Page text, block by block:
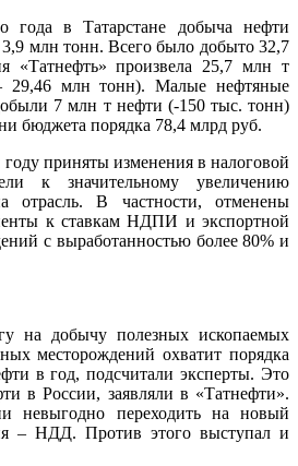
года в Татарстане добыча нефти
млн тонн. Всего было добыто 32,7
«Татнефть» произвела 25,7 млн т
29,46 млн тонн). Малые нефтяные
7 млн т нефти (-150 тыс. тонн)
бюджета порядка 78,4 млрд руб.
приняты изменения в налоговой
к значительному увеличению
отрасль. В частности, отменены
к ставкам НДПИ и экспортной
с выработанностью более 80% и
на добычу полезных ископаемых
месторождений охватит порядка
в год, подсчитали эксперты. Это
в России, заявляли в «Татнефти».
невыгодно переходить на новый
– НДД. Против этого выступал и